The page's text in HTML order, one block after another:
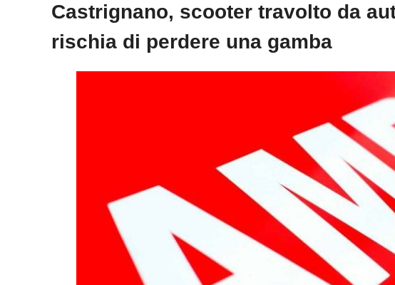
Castrignano, scooter travolto da
rischia di perdere una gamba